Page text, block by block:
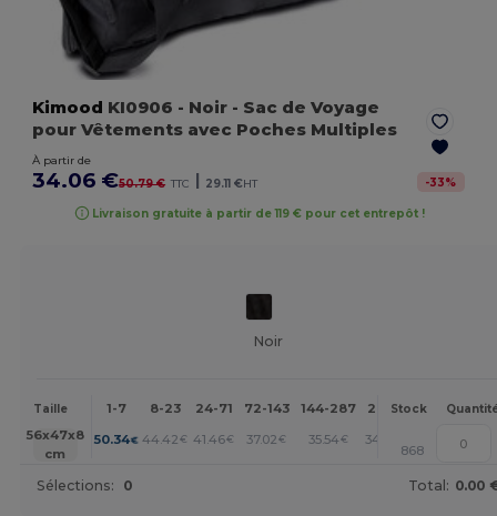
Kimood KI0906 - Noir - Sac de Voyage
pour Vêtements avec Poches Multiples
À partir de
34.06 €50.79 € TTC | 29.11 €HT -33%
Livraison gratuite à partir de 119 € pour cet entrepôt !
Noir
Taille 1-7 8-23 24-71 72-143 144-287 288 + Plus
Stock
56x47x8
cm
50.34€ 44.42 € 41.46€ 37.02 € 35.54€ 34.06
868
Sélections: 0 Total: 0.00